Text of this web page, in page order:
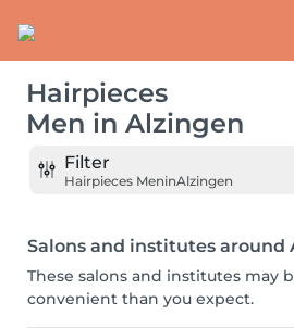
Hairpieces
Men in Alzingen
Filter
Hairpieces MeninAlzingen
Salons and institutes around
These salons and institutes may
convenient than you expect.